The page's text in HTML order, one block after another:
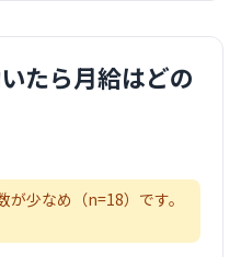
たら月給はどの
が少なめ（n=18）です。